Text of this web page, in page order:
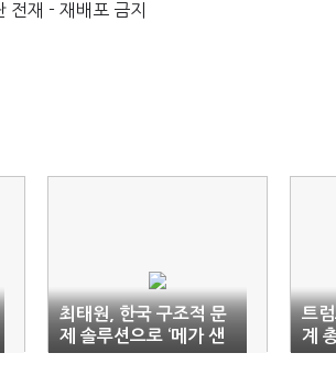
재 - 재배포 금지
최태원, 한국 구조적 문
제 솔루션으로 ‘메가 샌
드박스’ 제시
트
계